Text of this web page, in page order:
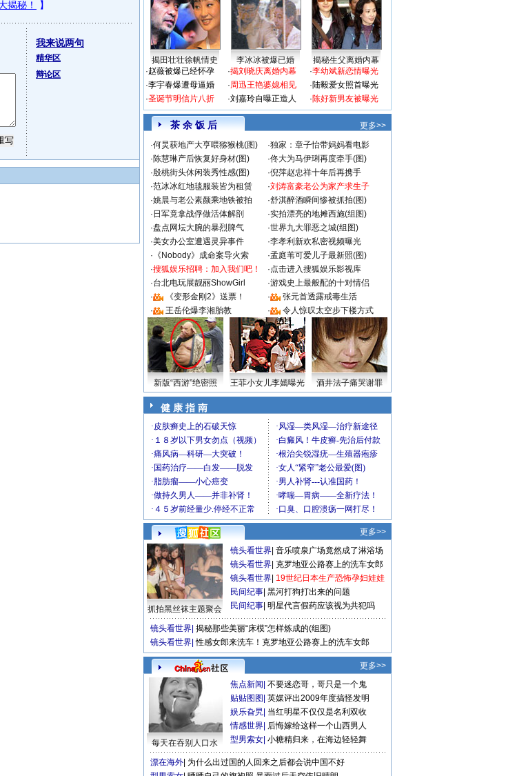
我来说两句
精华区
辩论区
揭田壮壮徐帆情史 李冰冰被爆已婚
揭秘生父离婚内幕
·赵薇被爆已经怀孕
·李宇春爆遭母逼婚
·圣诞节明信片八折
·揭刘晓庆离婚内幕
·周迅王艳婆媳相见
·刘嘉玲自曝正造人
·李幼斌新恋情曝光
·陆毅爱女照首曝光
·陈好新男友被曝光
茶 余 饭 后
更多>>
·何炅获地产大亨喂猕猴桃(图) ·独家：章子怡带妈妈看电影
·陈慧琳产后恢复好身材(图) ·佟大为马伊琍再度牵手(图)
·殷桃街头休闲装秀性感(图) ·倪萍赵忠祥十年后再携手
·范冰冰红地毯服装皆为租赁 ·刘涛富豪老公为家产求生子
·姚晨与老公素颜乘地铁被拍 ·舒淇醉酒瞬间惨被抓拍(图)
· 日军竟拿战俘做活体解剖 ·实拍漂亮的地摊西施(组图)
·盘点网坛大腕的暴烈脾气 ·世界九大罪恶之城(组图)
·美女办公室遭遇灵异事件 ·李孝利新欢私密视频曝光
· 《Nobody》成命案导火索 ·孟庭苇可爱儿子最新照(图)
·搜狐娱乐招聘：加入我们吧！ ·点击进入搜狐娱乐影视库
·台北电玩展靓丽ShowGirl ·游戏史上最般配的十对情侣
·
《变形金刚2》送票！ ·
张元首透露戒毒生活
·
王岳伦爆李湘胎教 · 令人惊叹太空步下楼方式
新版“西游”绝密照 王菲小女儿李嫣曝光 酒井法子痛哭谢罪
健 康 指 南
更多>>
抓拍黑丝袜主题聚会
镜头看世界 音乐喷泉广场竟然成了淋浴场
镜头看世界 克罗地亚公路赛上的洗车女郎
镜头看世界 19世纪日本生产恐怖孕妇娃娃
民间纪事 黑河打狗打出来的问题
民间纪事 明星代言假药应该视为共犯吗
镜头看世界 揭秘那些美丽“床模”怎样炼成的(组图)
镜头看世界 性感女郎来洗车！克罗地亚公路赛上的洗车女郎
更多>>
每天在吞别人口水
焦点新闻 不要迷恋哥，哥只是一个鬼
贴贴图图 英媒评出2009年度搞怪发明
娱乐旮旯 当红明星不仅仅是名利双收
情感世界 后悔嫁给这样一个山西男人
型男索女 小糖精归来，在海边轻轻舞
漂在海外 为什么出过国的人回来之后都会说中国不好